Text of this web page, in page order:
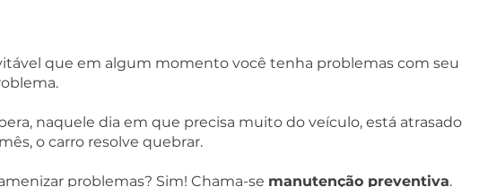
que em algum momento você tenha problemas com seu
naquele dia em que precisa muito do veículo, está atrasado
o carro resolve quebrar.
problemas? Sim! Chama-se manutenção preventiva.